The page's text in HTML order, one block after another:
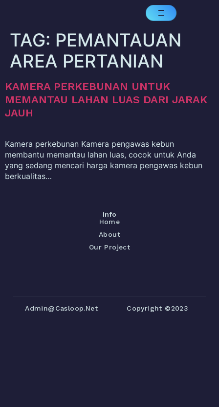
TAG: PEMANTAUAN
AREA PERTANIAN
KAMERA PERKEBUNAN UNTUK
MEMANTAU LAHAN LUAS DARI JARAK
JAUH
Kamera perkebunan Kamera pengawas kebun
membantu memantau lahan luas, cocok untuk Anda
yang sedang mencari harga kamera pengawas kebun
berkualitas…
Info
Home
About
Our Project
Admin@casloop.net Copyright ©2023